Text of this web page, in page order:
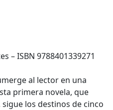
– ISBN 9788401339271
al lector en una
primera novela, que
los destinos de cinco